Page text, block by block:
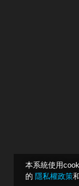
本系統使用
的 隱私權政策